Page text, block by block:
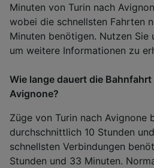
Minuten von Turin nach
wobei die schnellsten Fahrten
Minuten benötigen. Nutzen Sie
um weitere Informationen zu
Wie lange dauert die
Avignone?
Züge von Turin nach Avignone
durchschnittlich 10 Stunden
schnellsten Verbindungen
Stunden und 33 Minuten.